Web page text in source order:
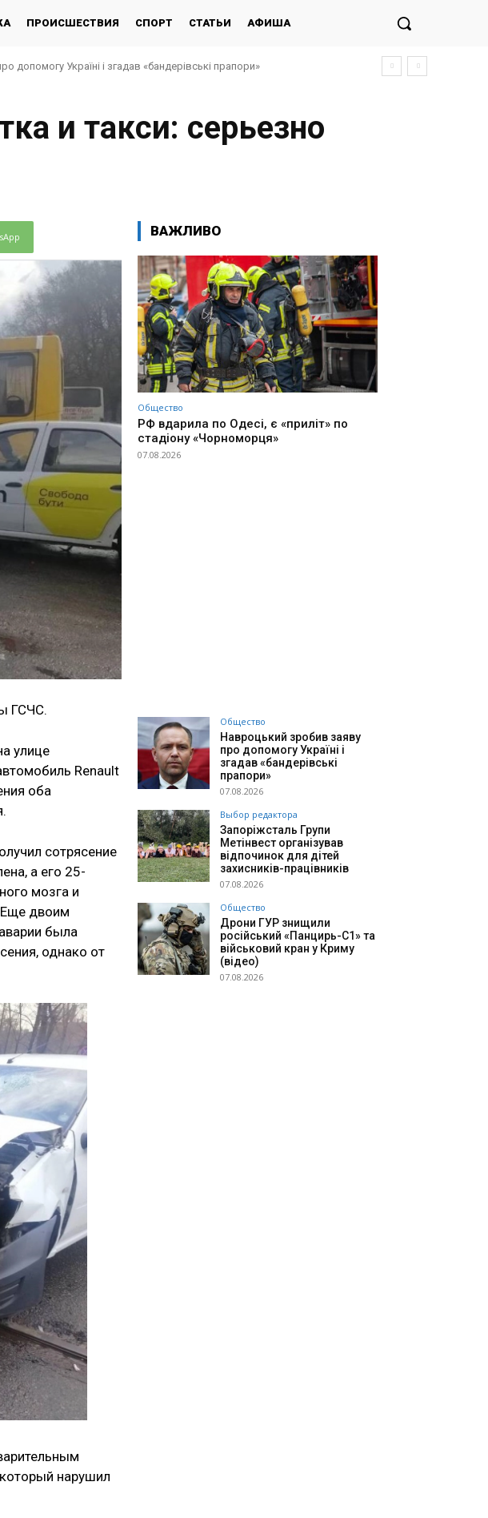
ПРОИСШЕСТВИЯ СПОРТ СТАТЬИ АФИША
допомогу Україні і згадав «бандерівські прапори»
організував відпочинок для дітей захисників-працівників
и такси: серьезно
ГСЧС.
улице
Renault
оба
сотрясение
а его 25-
мозга и
Еще двоим
была
однако от
нарушил
ВАЖЛИВО
Общество
РФ вдарила по Одесі, є «приліт» по
стадіону «Чорноморця»
07.08.2026
Общество
Навроцький зробив заяву
про допомогу Україні і
згадав «бандерівські
прапори»
07.08.2026
Выбор редактора
Запоріжсталь Групи
Метінвест організував
відпочинок для дітей
захисників-працівників
07.08.2026
Общество
Дрони ГУР знищили
російський «Панцирь-С1» та
військовий кран у Криму
(відео)
07.08.2026